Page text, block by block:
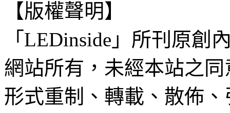
【版權聲明】
「LEDinside」所刊原創
網站所有，未經本站之
形式重制、轉載、散佈